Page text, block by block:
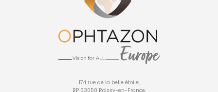
174 rue de la belle étoile,
BP 53050 Roissy-en-France,